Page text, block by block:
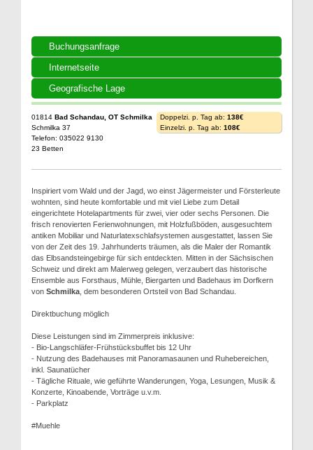
Buchungsanfrage
Internetseite
Geografische Lage
01814 Bad Schandau, OT Schmilka
Schmilka 37
Telefon: 035022 9130
23 Betten
Doppelzi. p. Tag ab: 138€
Einzelzi. p. Tag ab: 108€
Inspiriert vom Wald und der Jagd, wo einst Jägermeister und Försterleute
wohnten, sind heute komfortable und mit viel Liebe zum Detail
eingerichtete Hotelapartments für zwei, vier oder sechs Personen. Die
frisch renovierten Ferienwohnungen, mit Holzfußböden, ausgesuchtem
antiken Mobiliar und Naturlatexschlafsystemen ausgestattet, lassen Sie
von der Zeit des 19. Jahrhunderts träumen, als die Maler der Romantik
das Elbsandsteingebirge für sich entdeckten. Mitten in der Sächsischen
Schweiz und direkt am Malerweg gelegen, verzaubert das historische
Ensemble aus Forsthaus, Mühle, Biergarten und Badehaus im Dorfkern
von Schmilka , dem besonderen Ortsteil von Bad Schandau.
Direktbuchung möglich
Diese Leistungen sind im Zimmerpreis inklusive:
- Bio-Langschläfer-Frühstücksbuffet bis 12 Uhr
- Nutzung des Badehauses mit Panoramasaunen und Ruhebereichen,
inkl. Saunatücher
- Tägliche Rituale, wie geführte Wanderungen, Yoga, Lesungen, Musik &
Konzerte, Kinoabende, Vorträge u.v.m.
- Parkplatz
#Muehle